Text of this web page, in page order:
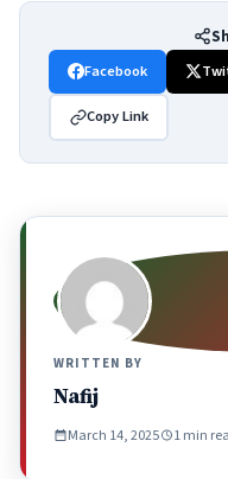
Facebook
Copy Link
WRITTEN BY
Nafij
March 14, 2025 1 min